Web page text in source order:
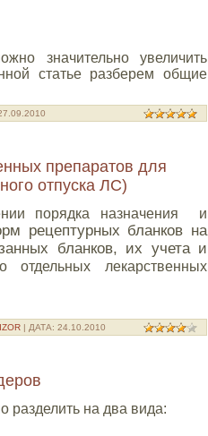
значительно увеличить
статье разберем общие
препаратов для
отпуска ЛС)
порядка назначения и
рецептурных бланков на
бланков, их учета и
отдельных лекарственных
| ДАТА: 24.10.2010
разделить на два вида: